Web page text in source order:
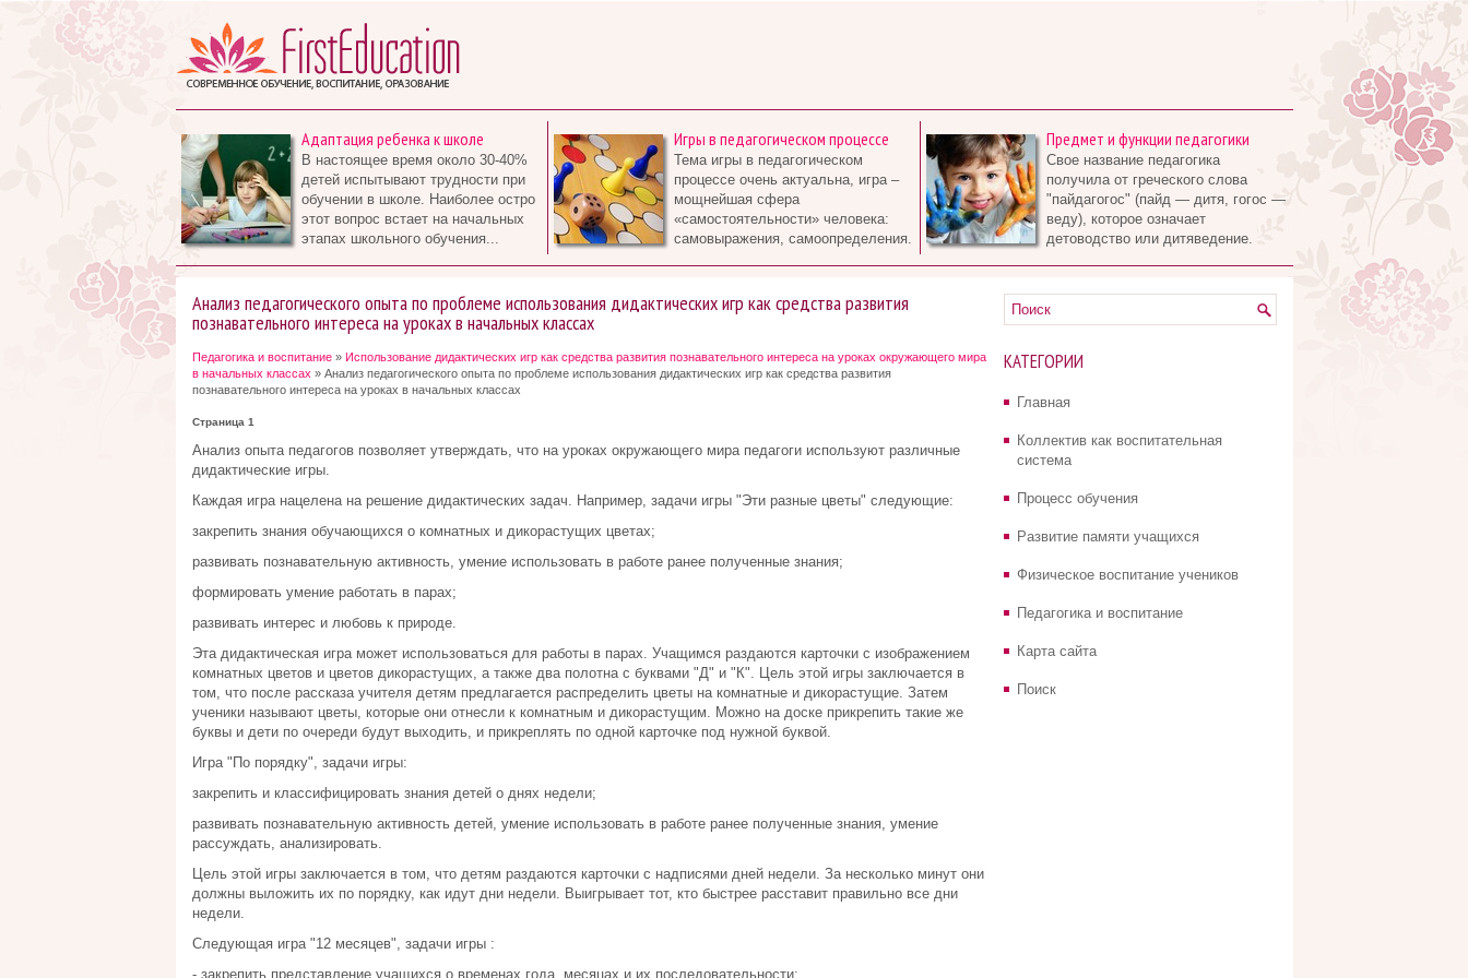
Адаптация ребенка к школе
В настоящее время около 30-40%
детей испытывают трудности при
обучении в школе. Наиболее остро
этот вопрос встает на начальных
этапах школьного обучения...
Игры в педагогическом процессе
Тема игры в педагогическом
процессе очень актуальна, игра –
мощнейшая сфера
«самостоятельности» человека:
самовыражения, самоопределения.
Предмет и функции педагогики
Свое название педагогика
получила от греческого слова
"пайдагогос" (пайд — дитя, гогос —
веду), которое означает
детоводство или дитяведение.
Анализ педагогического опыта по проблеме использования дидактических игр как средства развития
познавательного интереса на уроках в начальных классах
Педагогика и воспитание» Использование дидактических игр как средства развития познавательного интереса на уроках окружающего мира
в начальных классах » Анализ педагогического опыта по проблеме использования дидактических игр как средства развития
познавательного интереса на уроках в начальных классах
Страница 1
Анализ опыта педагогов позволяет утверждать, что на уроках окружающего мира педагоги используют различные
дидактические игры.
Каждая игра нацелена на решение дидактических задач. Например, задачи игры "Эти разные цветы" следующие:
закрепить знания обучающихся о комнатных и дикорастущих цветах;
развивать познавательную активность, умение использовать в работе ранее полученные знания;
формировать умение работать в парах;
развивать интерес и любовь к природе.
Эта дидактическая игра может использоваться для работы в парах. Учащимся раздаются карточки с изображением
комнатных цветов и цветов дикорастущих, а также два полотна с буквами "Д" и "К". Цель этой игры заключается в
том, что после рассказа учителя детям предлагается распределить цветы на комнатные и дикорастущие. Затем
ученики называют цветы, которые они отнесли к комнатным и дикорастущим. Можно на доске прикрепить такие же
буквы и дети по очереди будут выходить, и прикреплять по одной карточке под нужной буквой.
Игра "По порядку", задачи игры:
закрепить и классифицировать знания детей о днях недели;
развивать познавательную активность детей, умение использовать в работе ранее полученные знания, умение
рассуждать, анализировать.
Цель этой игры заключается в том, что детям раздаются карточки с надписями дней недели. За несколько минут они
должны выложить их по порядку, как идут дни недели. Выигрывает тот, кто быстрее расставит правильно все дни
недели.
Следующая игра "12 месяцев", задачи игры :
- закрепить представление учащихся о временах года, месяцах и их последовательности;
КАТЕГОРИИ
Главная
Коллектив как воспитательная
система
Процесс обучения
Развитие памяти учащихся
Физическое воспитание учеников
Педагогика и воспитание
Карта сайта
Поиск